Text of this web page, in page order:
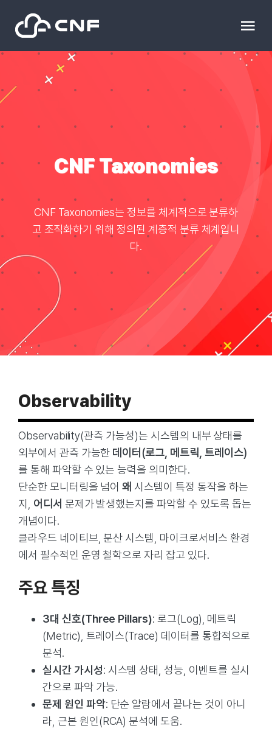
content
Resource
블로그
Taxonomies
Search
CNF Taxonomies
CNF Taxonomies는 정보를 체계적으로 분류하
고 조직화하기 위해 정의된 계층적 분류 체계입니
다.
Observability
Observability(관측 가능성)는 시스템의 내부 상태를
외부에서 관측 가능한 데이터(로그, 메트릭, 트레이스)
를 통해 파악할 수 있는 능력을 의미한다.
단순한 모니터링을 넘어왜 시스템이 특정 동작을 하는
지, 어디서 문제가 발생했는지를 파악할 수 있도록 돕는
개념이다.
클라우드 네이티브, 분산 시스템, 마이크로서비스 환경
에서 필수적인 운영 철학으로 자리 잡고 있다.
주요 특징
3대 신호(Three Pillars): 로그(Log), 메트릭
(Metric), 트레이스(Trace) 데이터를 통합적으로
분석.
실시간 가시성: 시스템 상태, 성능, 이벤트를 실시
간으로 파악 가능.
문제 원인 파악: 단순 알람에서 끝나는 것이 아니
라, 근본 원인(RCA) 분석에 도움.